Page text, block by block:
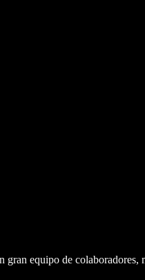
equipo de colaboradores,